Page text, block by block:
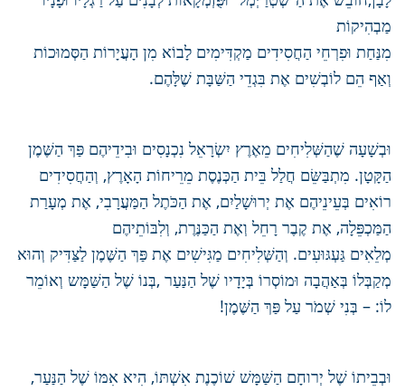
מַבְהִיקוֹת
מִנַּחַת וּפִרְחֵי הַחֲסִידִים מַקְדִּימִים לָבוֹא מִן הָעֲיָרוֹת הַסְּמוּכוֹת
וְאַף הֵם לוֹבְשִׁים אֶת בִּגְדֵי הַשַּׁבָּת שֶׁלָּהֶם.
וּבְשָׁעָה שֶׁהַשְּׁלִיחִים מֵאֶרֶץ יִשְׂרָאֵל נִכְנָסִים וּבִידֵיהֶם פַּךְ הַשֶּׁמֶן
הַקָּטָן. מִתְבַּשֵּׂם חֲלַל בֵּית הַכְּנֶסֶת מֵרֵיחוֹת הָאָרֶץ, וְהַחֲסִידִים
רוֹאִים בְּעֵינֵיהֶם אֶת יְרוּשָׁלַיִם, אֶת הַכֹּתֶל הַמַּעֲרָבִי, אֶת מְעָרַת
הַמַּכְפֵּלָה, אֶת קֶבֶר רָחֵל וְאֶת הַכַּנֶּרֶת, וְלִבּוֹתֵיהֶם
מְלֵאִים גַּעְגּוּעִים. וְהַשְּׁלִיחִים מַגִּישִׁים אֶת פַּךְ הַשֶּׁמֶן לַצַּדִּיק וְהוּא
מְקַבְּלוֹ בְּאַהֲבָה וּמוֹסְרוֹ בְּיָדָיו שֶׁל הַנַּעַר ,בְּנוֹ שֶׁל הַשַּׁמָּש וְאוֹמֵר
לוֹ: – בְּנִי שְׁמֹר עַל פַּךְ הַשֶּׁמֶן!
וּבְבֵיתוֹ שֶׁל יְרוחָם הַשַּׁמָּשׁ שׁוֹכֶנֶת אִשְׁתּוֹ, הִיא אִמּוֹ שֶׁל הַנַּעַר,